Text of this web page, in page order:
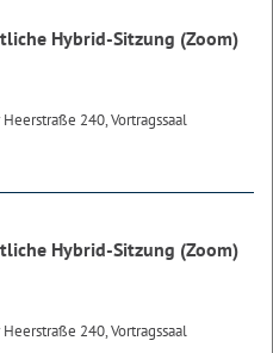
Hybrid-Sitzung (Zoom)
240, Vortragssaal
Hybrid-Sitzung (Zoom)
240, Vortragssaal